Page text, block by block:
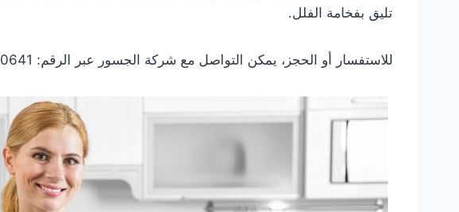
تليق بفخامة الفلل.
للاستفسار أو الحجز، يمكن التواصل مع شركة الجسور عبر الرقم: 971508040641